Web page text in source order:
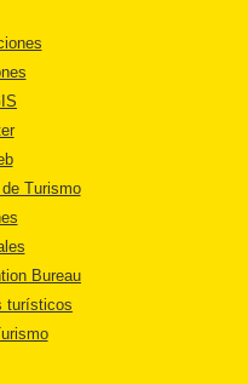
Turismo
Bureau
turísticos